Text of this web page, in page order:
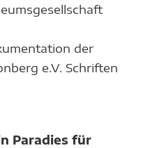
der
e.V. Schriften
Paradies für